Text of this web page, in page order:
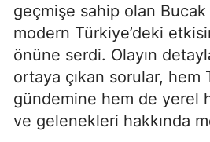
geçmişe sahip olan
modern Türkiye’deki
önüne serdi. Olayın
ortaya çıkan sorular, hem
gündemine hem de yerel
ve gelenekleri hakkında